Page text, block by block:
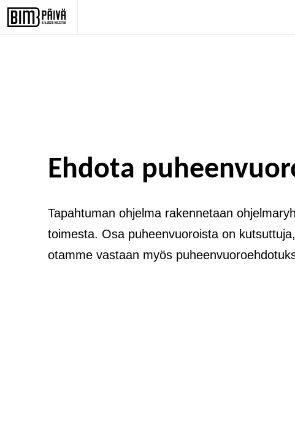
Ehdota
Tapahtuman ohjelma rakennetaan
toimesta. Osa puheenvuoroista on
otamme vastaan myös